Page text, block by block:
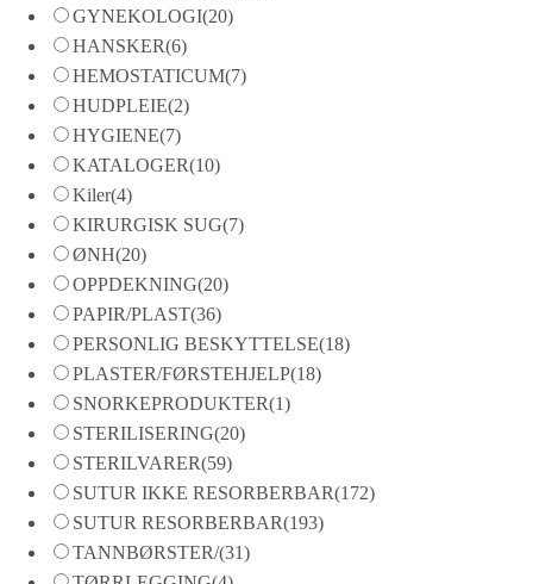
GYNEKOLOGI(20)
HANSKER(6)
HEMOSTATICUM(7)
HUDPLEIE(2)
HYGIENE(7)
KATALOGER(10)
Kiler(4)
KIRURGISK SUG(7)
ØNH(20)
OPPDEKNING(20)
PAPIR/PLAST(36)
PERSONLIG BESKYTTELSE(18)
PLASTER/FØRSTEHJELP(18)
SNORKEPRODUKTER(1)
STERILISERING(20)
STERILVARER(59)
SUTUR IKKE RESORBERBAR(172)
SUTUR RESORBERBAR(193)
TANNBØRSTER/(31)